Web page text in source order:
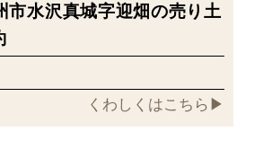
市水沢真城字迎畑の売り土
くわしくはこちら▶︎